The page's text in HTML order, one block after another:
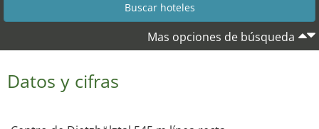
Mas opciones de búsqueda
Datos y cifras